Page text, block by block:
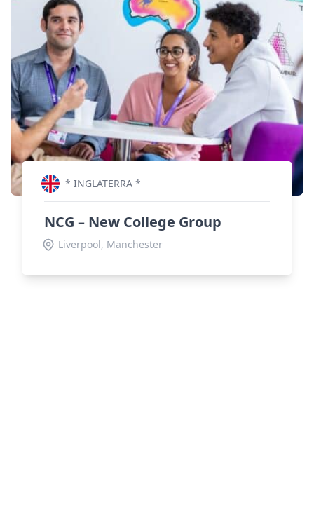
* INGLATERRA *
NCG – New College Group
Liverpool, Manchester